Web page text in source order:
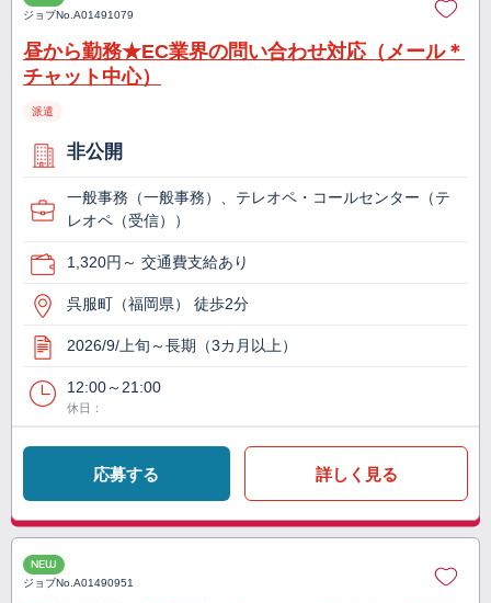
ジョブNo.A01491079
昼から勤務★EC業界の問い合わせ対応（メール＊
チャット中心）
派遣
非公開
一般事務（一般事務）、テレオペ・コールセンター（テ
レオペ（受信））
1,320円～ 交通費支給あり
呉服町（福岡県） 徒歩2分
2026/9/上旬～長期（3カ月以上）
12:00～21:00
休日：
応募する 詳しく見る
NEW
ジョブNo.A01490951